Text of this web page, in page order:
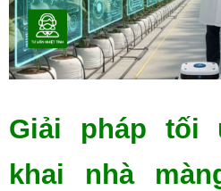
Giải pháp tối
khai nhà